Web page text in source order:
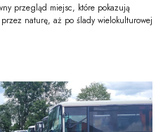
przegląd miejsc, które pokazują
naturę, aż po ślady wielokulturowej